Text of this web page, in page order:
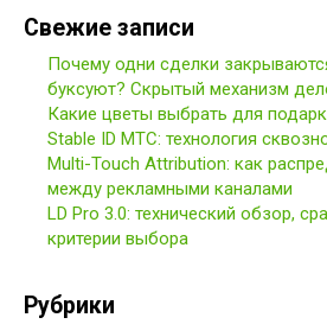
Свежие записи
Почему одни сделки
буксуют? Скрытый механизм
Какие цветы выбрать для
Stable ID МТС: технология
Multi-Touch Attribution: как
между рекламными каналами
LD Pro 3.0: технический обзор,
критерии выбора
Рубрики